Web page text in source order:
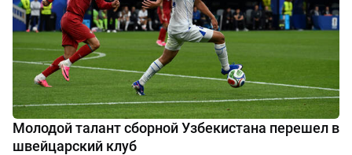
Молодой талант сборной Узбекистана перешел в
швейцарский клуб